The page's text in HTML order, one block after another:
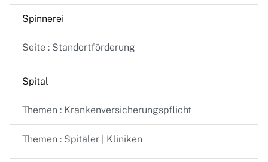
Spinnerei
Seite : Standortförderung
Spital
Themen : Krankenversicherungspflicht
Themen : Spitäler | Kliniken